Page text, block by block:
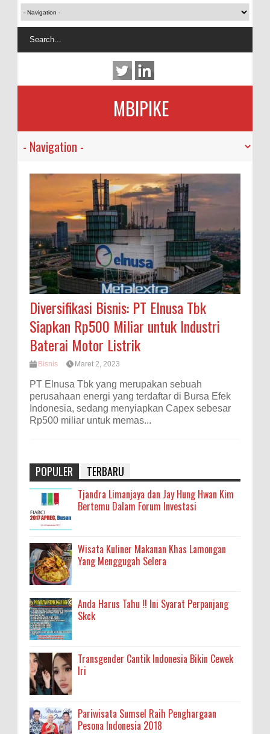
MBIPIKE
Diversifikasi Bisnis: PT Elnusa Tbk
Siapkan Rp500 Miliar untuk Industri
Baterai Motor Listrik
Bisnis Maret 2, 2023
PT Elnusa Tbk yang merupakan sebuah
perusahaan energi yang terdaftar di Bursa Efek
Indonesia, sedang menyiapkan Capex sebesar
Rp500 miliar untuk memas...
POPULER TERBARU
Tjandra Limanjaya dan Jay Hung Hwan Kim
Bertemu Dalam Forum Investasi
Wisata Kuliner Makanan Khas Lamongan
Yang Menggugah Selera
Anda Harus Tahu !! Ini Syarat Perpanjang
Skck
Transgender Cantik Indonesia Bikin Cewek
Iri
Pariwisata Sumsel Raih Penghargaan
Pesona Indonesia 2018